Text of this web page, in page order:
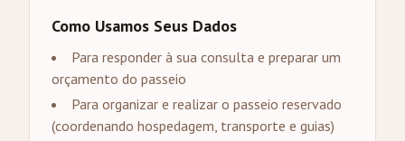
Como Usamos Seus Dados
Para responder à sua consulta e preparar um
orçamento do passeio
Para organizar e realizar o passeio reservado
(coordenando hospedagem, transporte e guias)